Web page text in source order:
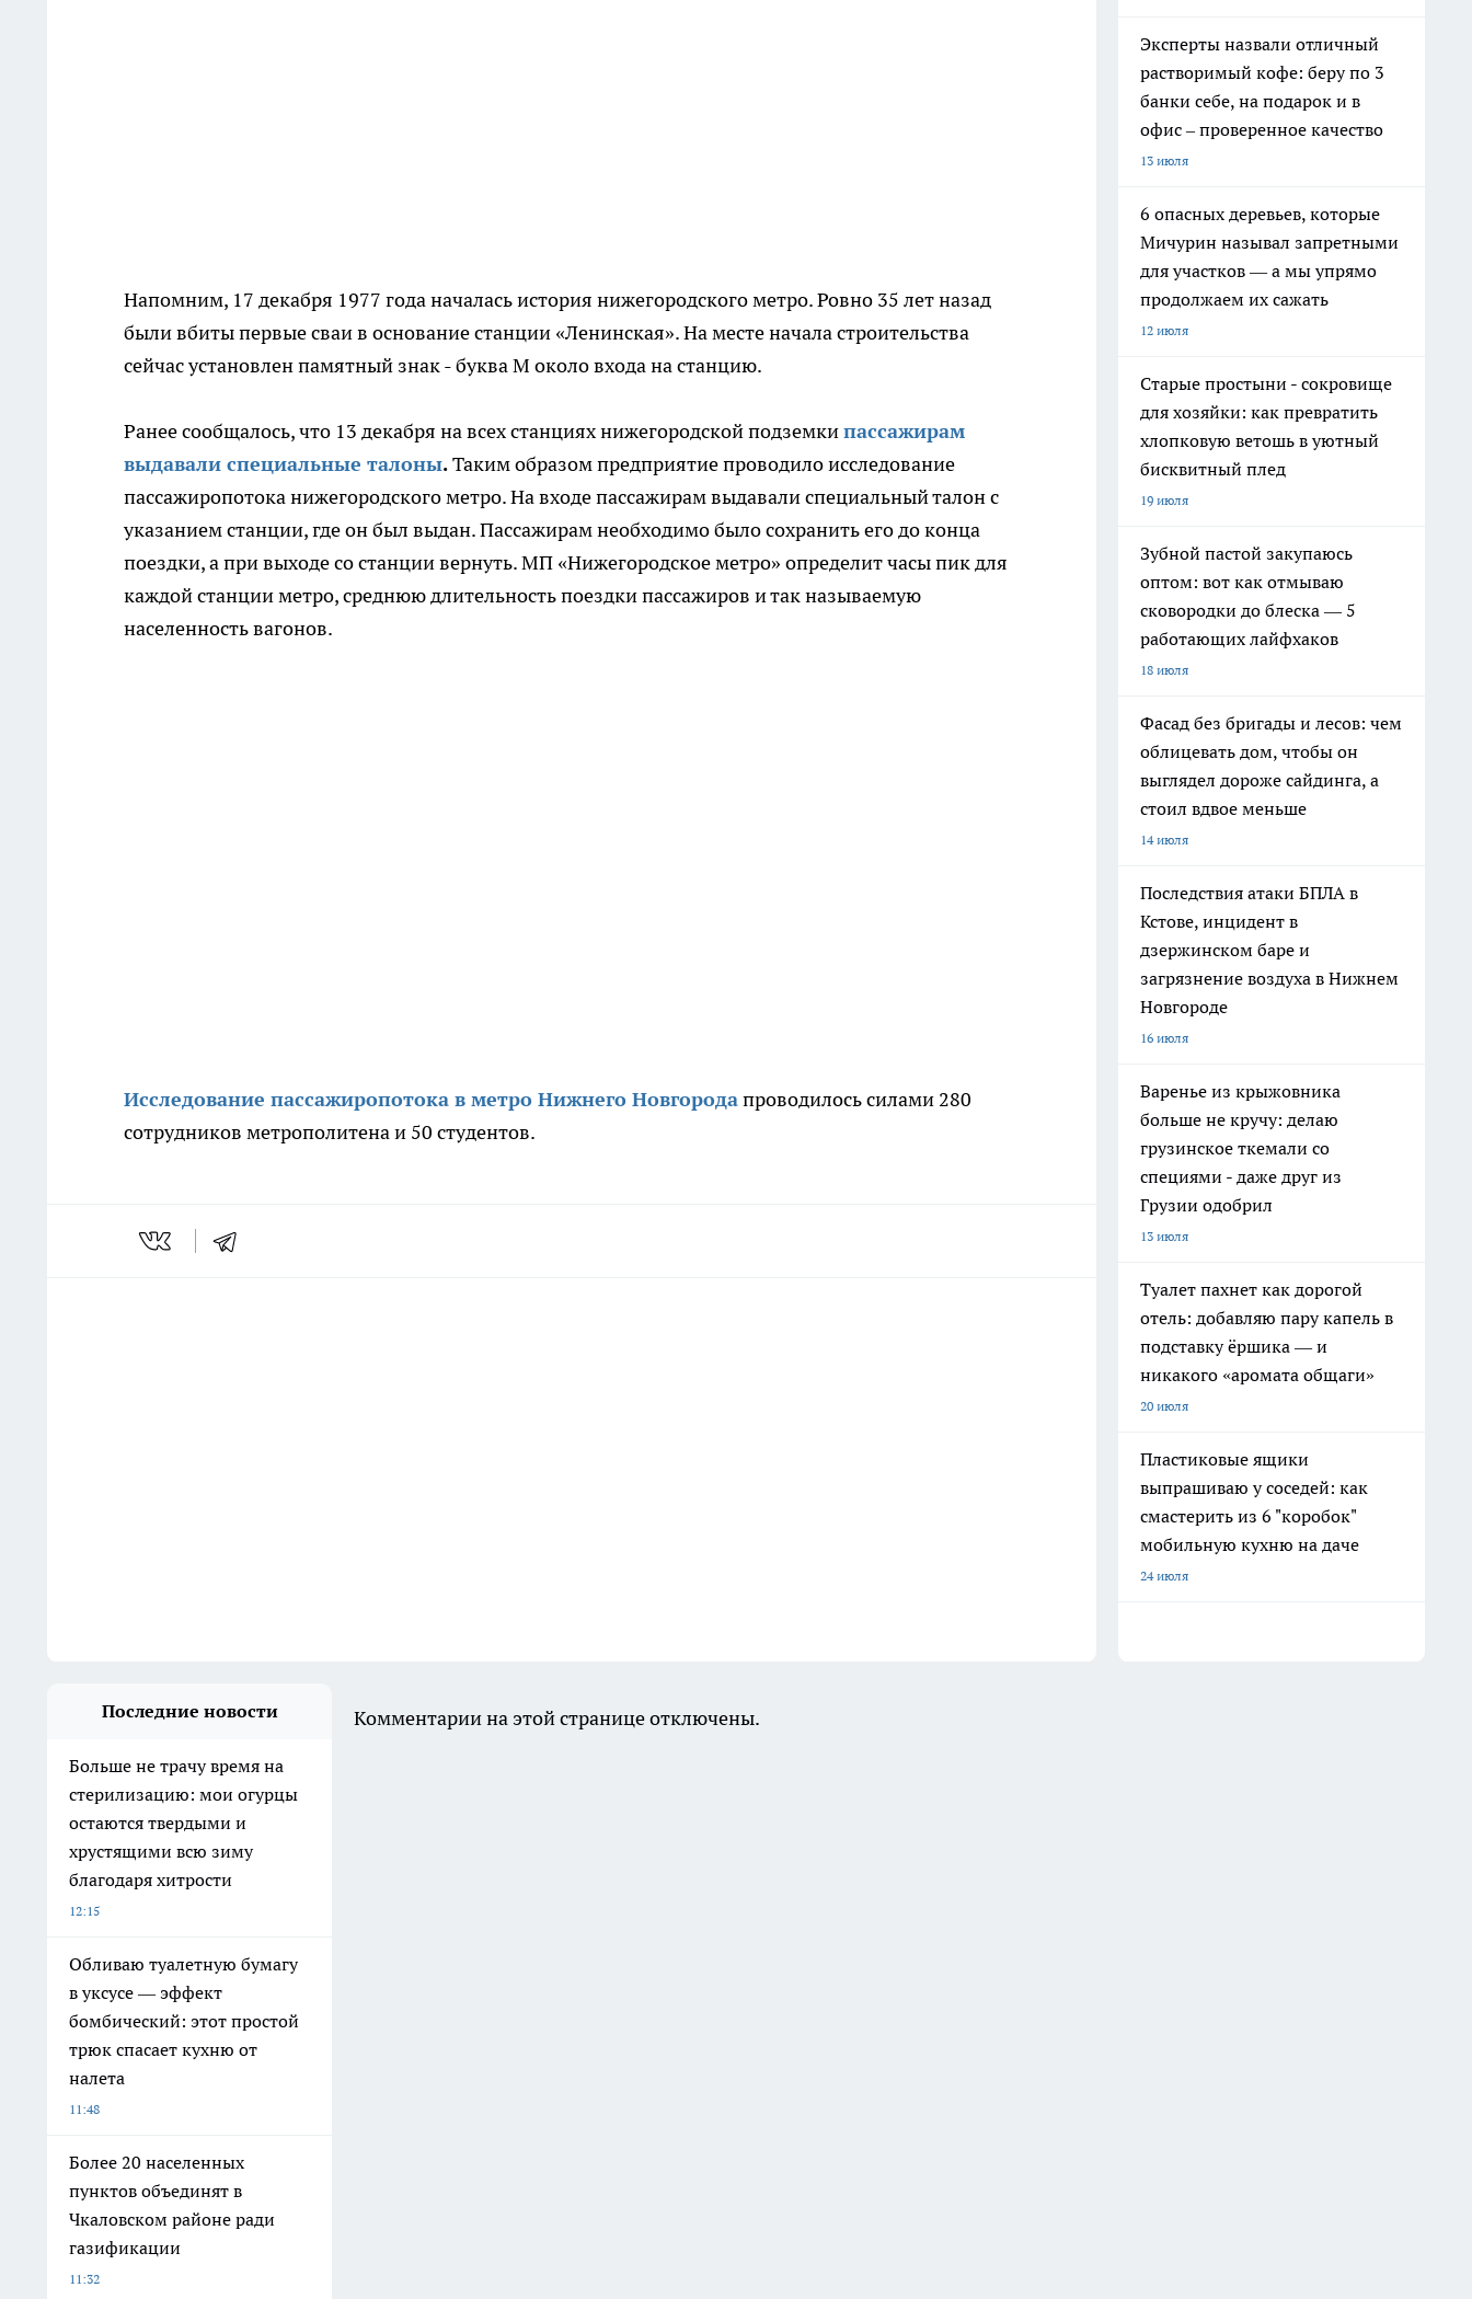
Напомним, 17 декабря 1977 года началась история нижегородского метро. Ровно 35 лет назад
были вбиты первые сваи в основание станции «Ленинская». На месте начала строительства
сейчас установлен памятный знак - буква М около входа на станцию.
Ранее сообщалось, что 13 декабря на всех станциях нижегородской подземкипассажирам
выдавали специальные талоны.Таким образом предприятие проводило исследование
пассажиропотока нижегородского метро. На входе пассажирам выдавали специальный талон с
указанием станции, где он был выдан. Пассажирам необходимо было сохранить его до конца
поездки, а при выходе со станции вернуть. МП «Нижегородское метро» определит часы пик для
каждой станции метро, среднюю длительность поездки пассажиров и так называемую
населенность вагонов.
Исследование пассажиропотока в метро Нижнего Новгородапроводилось силами 280
сотрудников метрополитена и 50 студентов.
Эксперты назвали отличный
растворимый кофе: беру по 3
банки себе, на подарок и в
офис – проверенное качество
13 июля
6 опасных деревьев, которые
Мичурин называл запретными
для участков — а мы упрямо
продолжаем их сажать
12 июля
Старые простыни - сокровище
для хозяйки: как превратить
хлопковую ветошь в уютный
бисквитный плед
19 июля
Зубной пастой закупаюсь
оптом: вот как отмываю
сковородки до блеска — 5
работающих лайфхаков
18 июля
Фасад без бригады и лесов: чем
облицевать дом, чтобы он
выглядел дороже сайдинга, а
стоил вдвое меньше
14 июля
Последствия атаки БПЛА в
Кстове, инцидент в
дзержинском баре и
загрязнение воздуха в Нижнем
Новгороде
16 июля
Варенье из крыжовника
больше не кручу: делаю
грузинское ткемали со
специями - даже друг из
Грузии одобрил
13 июля
Туалет пахнет как дорогой
отель: добавляю пару капель в
подставку ёршика — и
никакого «аромата общаги»
20 июля
Пластиковые ящики
выпрашиваю у соседей: как
смастерить из 6 "коробок"
мобильную кухню на даче
24 июля
Последние новости
Больше не трачу время на
стерилизацию: мои огурцы
остаются твердыми и
хрустящими всю зиму
благодаря хитрости
12:15
Обливаю туалетную бумагу
в уксусе — эффект
бомбический: этот простой
трюк спасает кухню от
налета
11:48
Более 20 населенных
пунктов объединят в
Чкаловском районе ради
газификации
11:32
Комментарии на этой странице отключены.